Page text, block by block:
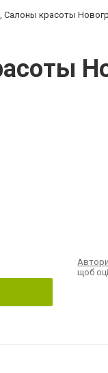
Салоны красоты
щоб